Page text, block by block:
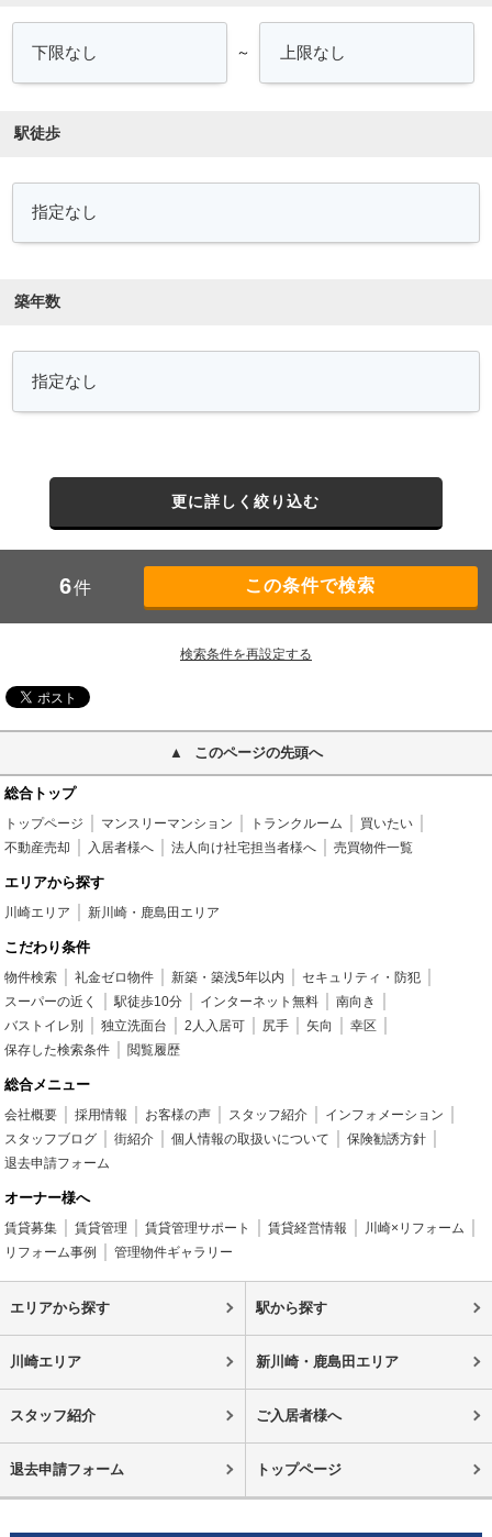
～
駅徒歩
築年数
更に詳しく絞り込む
6件
検索条件を再設定する
このページの先頭へ
総合トップ
トップページ マンスリーマンション トランクルーム
買いたい
不動産売却
入居者様へ 法人向け社宅担当者様へ 売買物件一覧
エリアから探す
川崎エリア 新川崎・鹿島田エリア
こだわり条件
物件検索 礼金ゼロ物件 新築・築浅5年以内
セキュリティ・防犯
スーパーの近く
駅徒歩10分 インターネット無料
南向き
バストイレ別
独立洗面台 2人入居可 尻手 矢向
幸区
保存した検索条件
閲覧履歴
総合メニュー
会社概要 採用情報 お客様の声 スタッフ紹介
インフォメーション
スタッフブログ
街紹介 個人情報の取扱いについて
保険勧誘方針
退去申請フォーム
オーナー様へ
賃貸募集 賃貸管理 賃貸管理サポート 賃貸経営情報
川崎×リフォーム
リフォーム事例
管理物件ギャラリー
エリアから探す 駅から探す
川崎エリア 新川崎・鹿島田エリア
スタッフ紹介 ご入居者様へ
退去申請フォーム トップページ